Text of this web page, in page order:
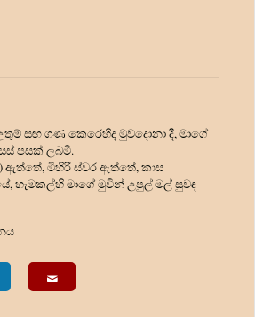
සඟ ගණ කෙරෙහිද මුවදොනා දී, මාගේ
පසක් ලබමි.
ඇත්තේ, මිහිරි ස්වර ඇත්තේ, කාස
හැමකල්හි මාගේ මුවින් උපුල් මල් සුවඳ